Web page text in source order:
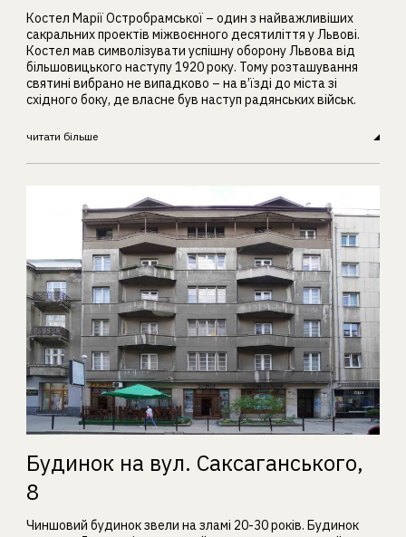
Костел Марії Остробрамської – один з найважливіших
сакральних проектів міжвоєнного десятиліття у Львові.
Костел мав символізувати успішну оборону Львова від
більшовицького наступу 1920 року. Тому розташування
святині вибрано не випадково – на в’їзді до міста зі
східного боку, де власне був наступ радянських військ.
читати більше
Будинок на вул. Саксаганського,
8
Чиншовий будинок звели на зламі 20-30 років. Будинок